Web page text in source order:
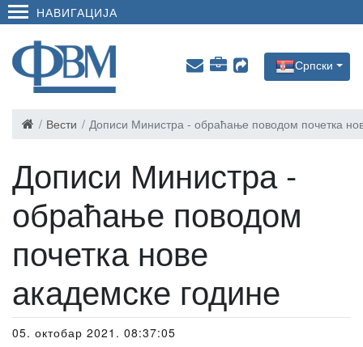
НАВИГАЦИЈА
Српски
Вести Дописи Министра - обраћање поводом почетка
Дописи Министра -
обраћање поводом
почетка нове
академске године
05. октобар 2021. 08:37:05